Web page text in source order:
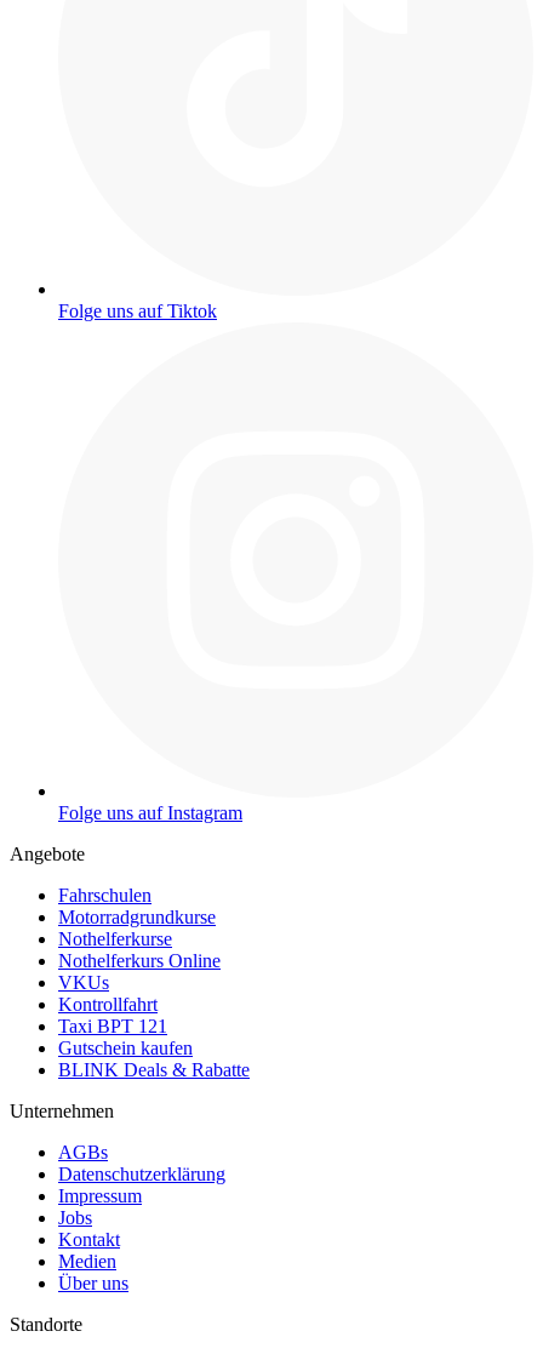
Folge uns auf Tiktok
Folge uns auf Instagram
Angebote
Fahrschulen
Motorradgrundkurse
Nothelferkurse
Nothelferkurs Online
VKUs
Kontrollfahrt
Taxi BPT 121
Gutschein kaufen
BLINK Deals & Rabatte
Unternehmen
AGBs
Datenschutzerklärung
Impressum
Jobs
Kontakt
Medien
Über uns
Standorte